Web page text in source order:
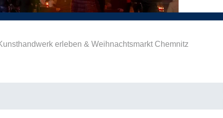
erleben & Weihnachtsmarkt Chemnitz